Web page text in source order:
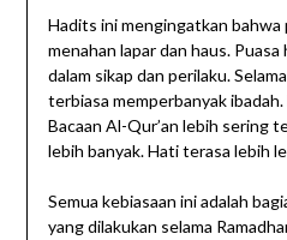
Hadits ini mengingatkan bahwa
menahan lapar dan haus.
dalam sikap dan perilaku.
terbiasa memperbanyak
Bacaan Al-Qur’an lebih sering
lebih banyak. Hati terasa lebih
Semua kebiasaan ini adalah
yang dilakukan selama